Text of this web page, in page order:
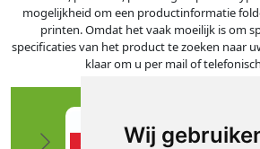
Wij
mogelijkheid om een productinformatie
printen. Omdat het vaak moeilijk is om
specificaties van het product te zoeken naar
klaar om u per mail of